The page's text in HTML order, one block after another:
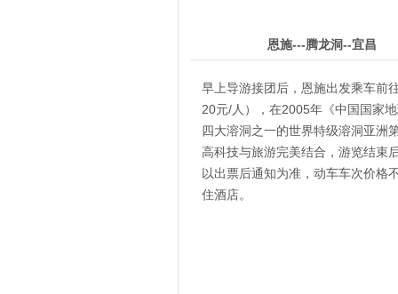
恩施---腾龙洞--宜昌
早上导游接团后，恩施出发乘车前
20元/人），在2005年《中国国家
四大溶洞之一的世界特级溶洞亚洲
高科技与旅游完美结合，游览结束
以出票后通知为准，动车车次价格
住酒店。